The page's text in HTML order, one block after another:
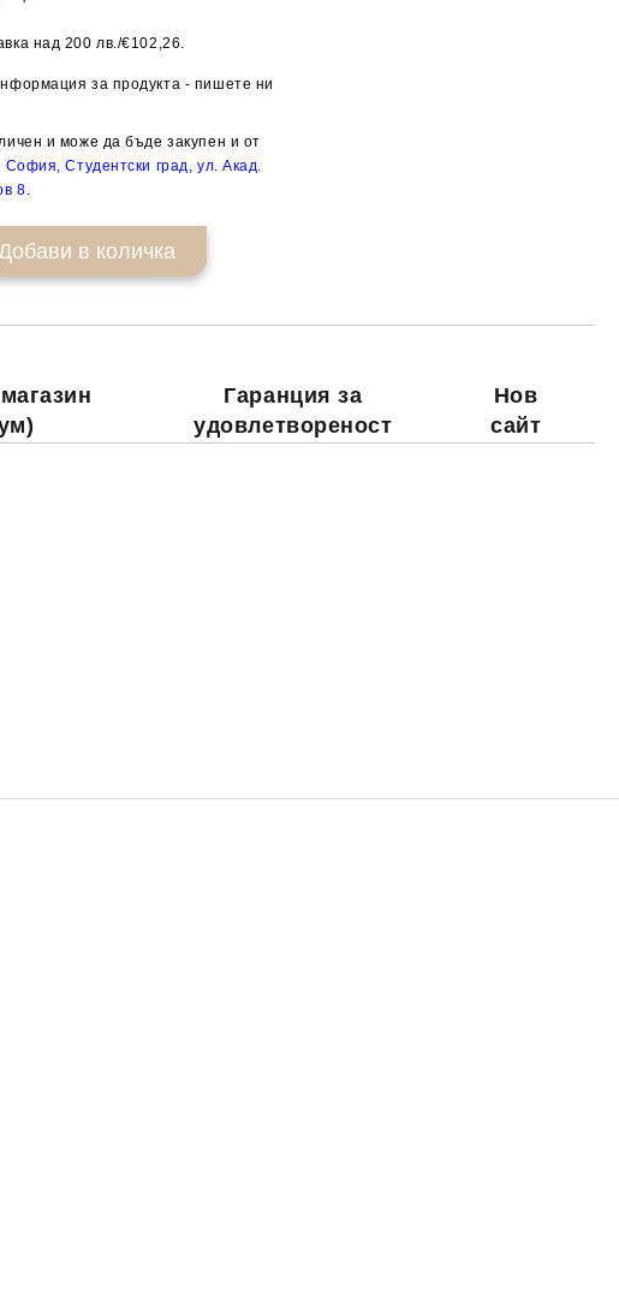
над 200 лв./€102,26.
за продукта - пишете ни
и може да бъде закупен и от
Студентски град, ул. Акад.
8
Гаранция за
удовлетвореност
Нов
сайт